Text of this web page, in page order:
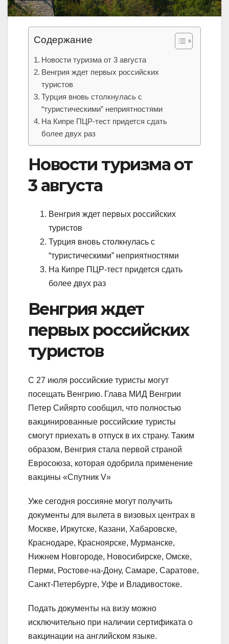
Содержание
Новости туризма от 3 августа
Венгрия ждет первых российских
туристов
Турция вновь столкнулась с
“туристическими” неприятностями
На Кипре ПЦР-тест придется сдать
более двух раз
Новости туризма от
3 августа
Венгрия ждет первых российских
туристов
Турция вновь столкнулась с
“туристическими” неприятностями
На Кипре ПЦР-тест придется сдать
более двух раз
Венгрия ждет
первых российских
туристов
С 27 июля российские туристы могут
посещать Венгрию. Глава МИД Венгрии
Петер Сийярто сообщил, что полностью
вакцинированные российские туристы
смогут приехать в отпуск в их страну. Таким
образом, Венгрия стала первой страной
Евросоюза, которая одобрила применение
вакцины «Спутник V»
Уже сегодня россияне могут получить
документы для вылета в визовых центрах в
Москве, Иркутске, Казани, Хабаровске,
Краснодаре, Красноярске, Мурманске,
Нижнем Новгороде, Новосибирске, Омске,
Перми, Ростове-на-Дону, Самаре, Саратове,
Санкт-Петербурге, Уфе и Владивостоке.
Подать документы на визу можно
исключительно при наличии сертификата о
вакцинации на английском языке.